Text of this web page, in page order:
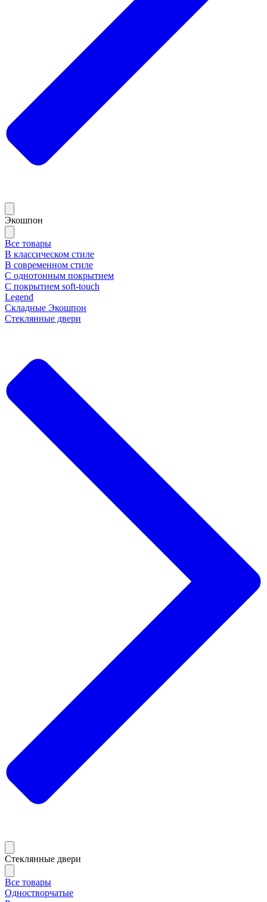
Экошпон
Все товары
В классическом стиле
В современном стиле
С однотонным покрытием
С покрытием soft-touch
Legend
Складные Экошпон
Стеклянные двери
Стеклянные двери
Все товары
Одностворчатые